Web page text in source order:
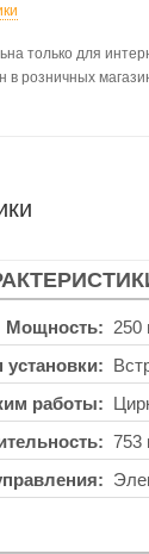
только для
в розничных
Мощность
250
установки
работы
753